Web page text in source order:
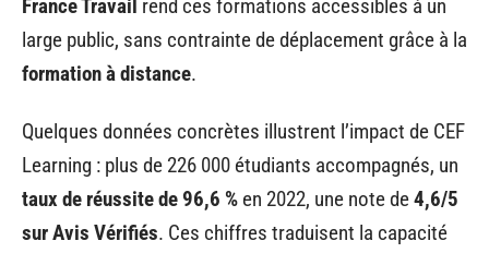
France Travail rend ces formations accessibles à un
large public, sans contrainte de déplacement grâce à la
formation à distance.
Quelques données concrètes illustrent l’impact de CEF
Learning : plus de 226 000 étudiants accompagnés, un
taux de réussite de 96,6 % en 2022, une note de4,6/5
sur Avis Vérifiés. Ces chiffres traduisent la capacité